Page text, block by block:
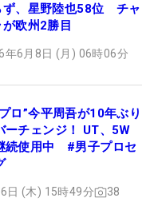
ず、星野陸也58位 チャ
が欧州2勝目
年6月8日 (月) 06時06分
ロ”今平周吾が10年ぶり
ーチェンジ！ UT、5W
続使用中 #男子プロセ
日 (木) 15時49分 38